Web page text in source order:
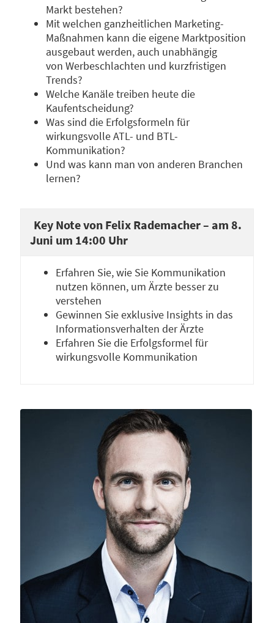
Markt bestehen?
Mit welchen ganzheitlichen Marketing-
Maßnahmen kann die eigene Marktposition
ausgebaut werden, auch unabhängig
von Werbeschlachten und kurzfristigen
Trends?
Welche Kanäle treiben heute die
Kaufentscheidung?
Was sind die Erfolgsformeln für
wirkungsvolle ATL- und BTL-
Kommunikation?
Und was kann man von anderen Branchen
lernen?
Key Note von Felix Rademacher – am 8.
Juni um 14:00 Uhr
Erfahren Sie, wie Sie Kommunikation
nutzen können, um Ärzte besser zu
verstehen
Gewinnen Sie exklusive Insights in das
Informationsverhalten der Ärzte
Erfahren Sie die Erfolgsformel für
wirkungsvolle Kommunikation